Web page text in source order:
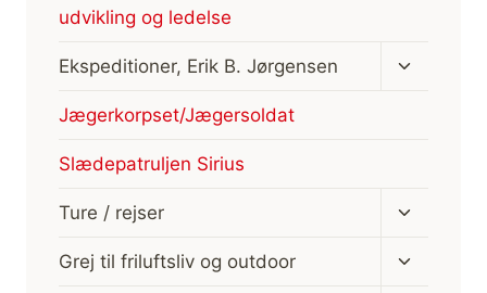
udvikling og ledelse
Ekspeditioner, Erik B. Jørgensen
Skift
Jægerkorpset/Jægersoldat
Slædepatruljen Sirius
Ture / rejser
Skift
Grej til friluftsliv og outdoor
Skift